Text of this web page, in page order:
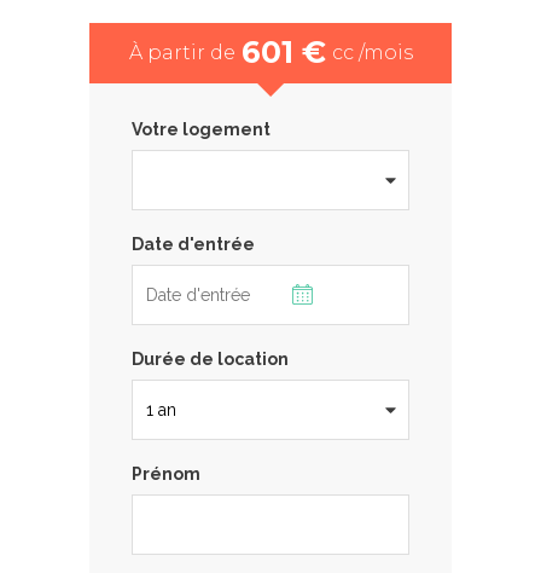
À partir de 601 € cc /mois
Votre logement
Date d'entrée
Durée de location
Prénom